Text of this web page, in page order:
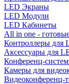
LED Экраны
LED Модули
LED Кабинеты
All in one -
Контроллеры для
Аксессуары для
Конференц-
Камеры для
Видеоконференц-